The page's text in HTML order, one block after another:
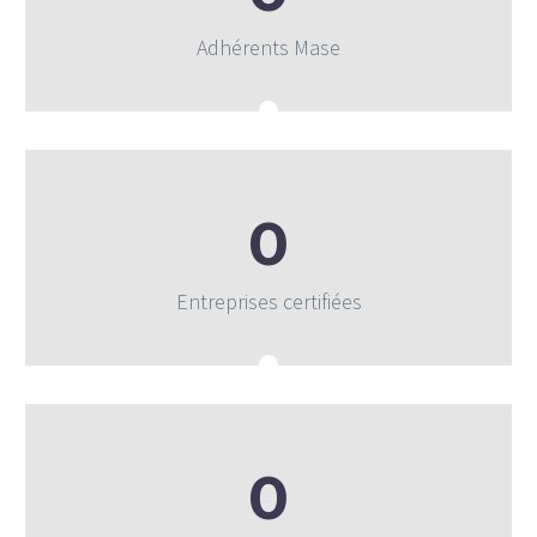
Adhérents Mase
0
Entreprises certifiées
0